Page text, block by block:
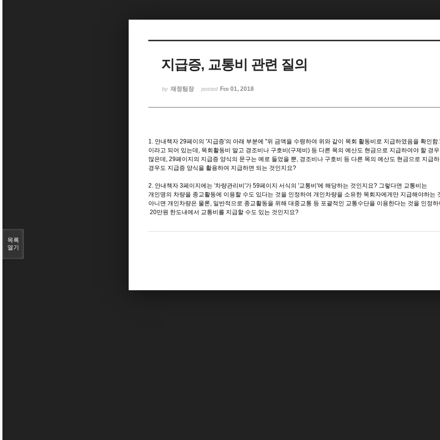
지급증, 교통비 관련 질의
by 재정팀장 posted Feb 01, 2018
1. 안내책자 29페이의 '지급증'의 아래 부분에 "위 금액을 수령하여 위와 같이 목회 활동비로 지급하였음을 확인함
이라고 되어 있는데, 목회활동비 말고 경조비나 구호비(구제비) 등 다른 목의 예산도 현금으로 지급하여야 할 경
많은데, 29페이지의 지급증 양식의 문구는 예로 들었을 뿐, 경조비나 구호비 등 다른 목의 예산도 현금으로 지급
경우도 지급증 양식을 활용하여 지급하면 되는 것인지요?
2. 안내책자 3페이지에는 '차량관리비'가 59페이지 서식의 '교통비'에 해당하는 것인지요? 그렇다면 교통비는
개인명의 차량을 종교활동에 이용할 수도 있다는 것을 인정하여 개인차량을 소유한 목회자에게만 지급해야하는
아니면 개인차량은 물론, 일반적으로 종교활동을 위해 대중교통 등 포괄적인 교통수단을 이용한다는 것을 인정하
20만원 한도내에서 교통비를 지급할 수도 있는 것인지요?
목록
열기
Sketchbook5, 스케치북5
Sketchbook5, 스케치북5